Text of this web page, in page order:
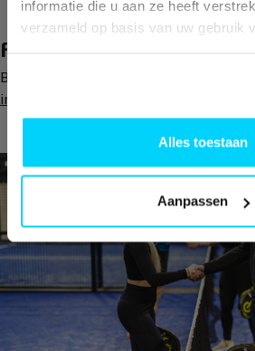
informatie die u aan ze heeft
verzameld op basis van uw gebruik
Alles toestaan
Aanpassen
Fragen?
Bei Fragen und Unklarheiten wenden
info@padelclubnederland.nl